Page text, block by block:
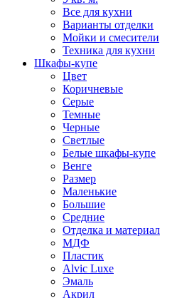
Все для кухни
Варианты отделки
Мойки и смесители
Техника для кухни
Шкафы-купе
Цвет
Коричневые
Серые
Темные
Черные
Светлые
Белые шкафы-купе
Венге
Размер
Маленькие
Большие
Средние
Отделка и материал
МДФ
Пластик
Alvic Luxe
Эмаль
Акрил